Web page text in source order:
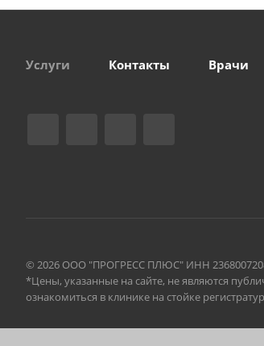
Услуги Контакты Врачи
© 2026 ООО "ПРОГРЕСС ПЛЮС" ИНН
*Цены, указанные на сайте, не являются
ознакомиться в клинике на стойке